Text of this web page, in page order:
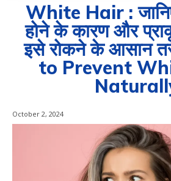
White Hair :
होने के कारण और
इसे रोकने के आसान
to Prevent
October 2, 2024